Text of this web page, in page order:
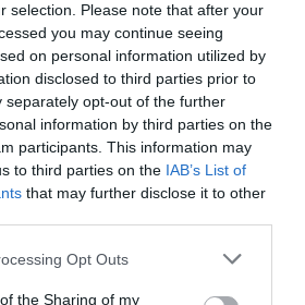
selection. Please note that after your
you may continue seeing
on personal information utilized by
disclosed to third parties prior to
separately opt-out of the further
information by third parties on the
participants. This information may
to third parties on the IAB’s List of
that may further disclose it to other
app uses one or more Google
or usage behaviour. You may click to
Opt Outs
the Sharing of my